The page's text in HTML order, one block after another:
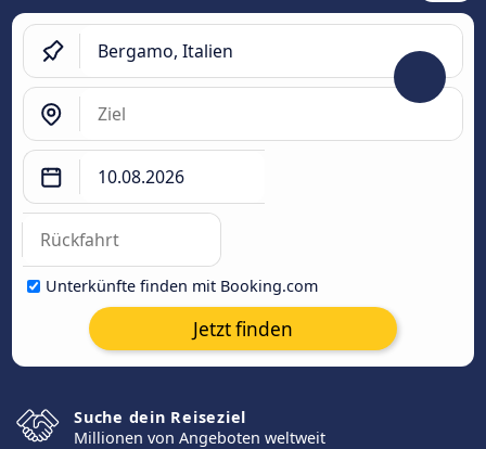
Unterkünfte finden mit Booking.com
Jetzt finden
Suche dein Reiseziel
Millionen von Angeboten weltweit